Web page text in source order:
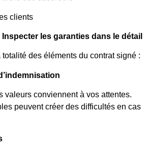
clients
les garanties dans le détail
des éléments du contrat signé :
valeurs conviennent à vos attentes.
peuvent créer des difficultés en cas